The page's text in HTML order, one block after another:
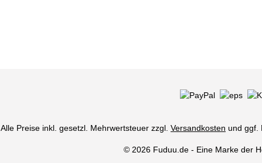
© 2026 Fuduu.de - Eine Marke der
Alle Preise inkl. gesetzl. Mehrwertsteuer zzgl. Versandkosten und ggf.